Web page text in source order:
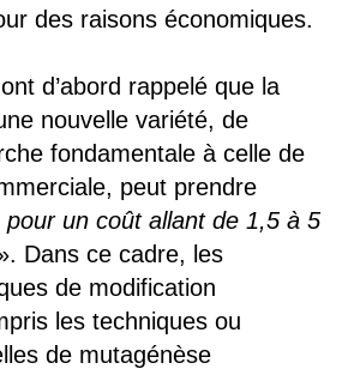
des raisons économiques.
d’abord rappelé que la
nouvelle variété, de
fondamentale à celle de
peut prendre
pour un coût allant de 1,5 à 5
Dans ce cadre, les
de modification
les techniques ou
de mutagénèse